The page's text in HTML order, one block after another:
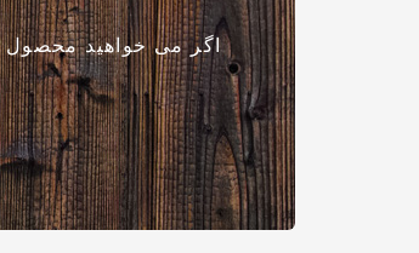
اگر می خواهید محصول